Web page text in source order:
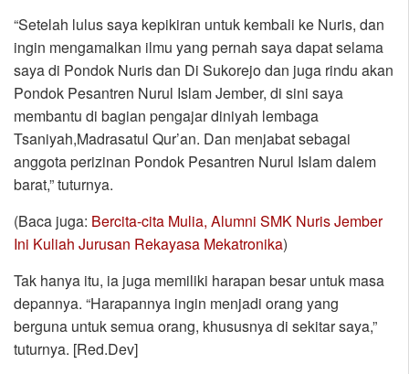
“Setelah lulus saya kepikiran untuk kembali ke Nuris, dan
ingin mengamalkan ilmu yang pernah saya dapat selama
saya di Pondok Nuris dan Di Sukorejo dan juga rindu akan
Pondok Pesantren Nurul Islam Jember, di sini saya
membantu di bagian pengajar diniyah lembaga
Tsaniyah,Madrasatul Qur’an. Dan menjabat sebagai
anggota perizinan Pondok Pesantren Nurul Islam dalem
barat,” tuturnya.
(Baca juga: Bercita-cita Mulia, Alumni SMK Nuris Jember
Ini Kuliah Jurusan Rekayasa Mekatronika)
Tak hanya itu, ia juga memiliki harapan besar untuk masa
depannya. “Harapannya ingin menjadi orang yang
berguna untuk semua orang, khususnya di sekitar saya,”
tuturnya. [Red.Dev]